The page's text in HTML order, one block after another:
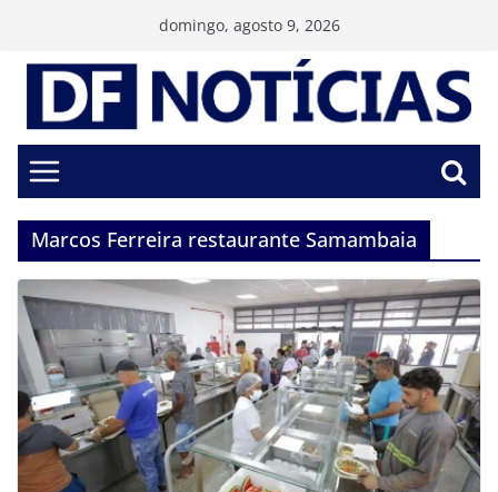
conteúdo
domingo, agosto 9, 2026
Marcos Ferreira restaurante Samambaia